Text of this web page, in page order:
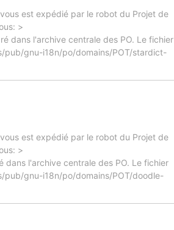
est expédié par le robot du Projet de
>
dans l'archive centrale des PO. Le fichier
pub/gnu-i18n/po/domains/POT/stardict-
est expédié par le robot du Projet de
>
dans l'archive centrale des PO. Le fichier
pub/gnu-i18n/po/domains/POT/doodle-